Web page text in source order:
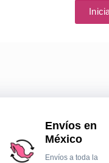
Envíos en
México
Envíos a toda la